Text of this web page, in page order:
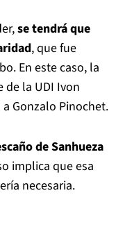
se tendrá que
, que fue
En este caso, la
de la UDI Ivon
Gonzalo Pinochet.
de Sanhueza
implica que esa
necesaria.